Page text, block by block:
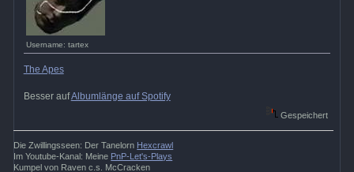
Username: tartex
The Apes
Besser aufAlbumlänge auf Spotify
Gespeichert
Die Zwillingsseen: Der Tanelorn Hexcrawl
Im Youtube-Kanal: Meine PnP-Let's-Plays
Kumpel von Raven c.s. McCracken